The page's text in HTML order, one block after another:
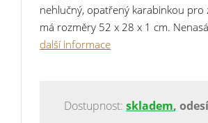
nehlučný, opatřený karabinkou
má rozměry 52 x 28 x 1 cm.
zelená rozměry: 52 cm x 28 cm x 1
další informace
Dostupnost:skladem,